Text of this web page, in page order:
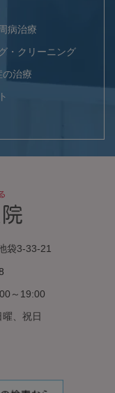
病治療
・クリーニング
の治療
袋3-33-21
～19:00
、祝日